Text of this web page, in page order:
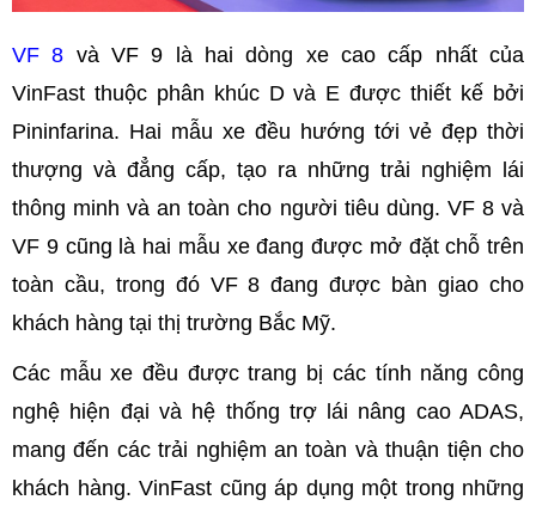
VF 8 và VF 9 là hai dòng xe cao cấp nhất của
VinFast thuộc phân khúc D và E được thiết kế bởi
Pininfarina. Hai mẫu xe đều hướng tới vẻ đẹp thời
thượng và đẳng cấp, tạo ra những trải nghiệm lái
thông minh và an toàn cho người tiêu dùng. VF 8 và
VF 9 cũng là hai mẫu xe đang được mở đặt chỗ trên
toàn cầu, trong đó VF 8 đang được bàn giao cho
khách hàng tại thị trường Bắc Mỹ.
Các mẫu xe đều được trang bị các tính năng công
nghệ hiện đại và hệ thống trợ lái nâng cao ADAS,
mang đến các trải nghiệm an toàn và thuận tiện cho
khách hàng. VinFast cũng áp dụng một trong những